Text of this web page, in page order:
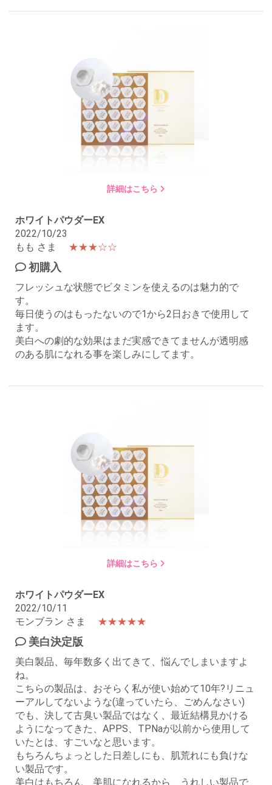
詳細はこちら
ホワイトパウダーEX
2022/10/23
もも さま
★★★☆☆
初購入
フレッシュな状態でビタミンを使えるのは魅力的で
す。
毎日使うのはもったないので1から2日おきで使用して
ます。
美白への劇的な効果はまだ実感できてませんが透明感
のある肌になれる事を楽しみにしてます。
詳細はこちら
ホワイトパウダーEX
2022/10/11
モンブラン さま
★★★★★
美白決定版
美白製品、毎年数多く出てきて、悩んでしまいますよ
ね。
こちらの製品は、おそらく私が使い始めて10年?リニュ
ーアルしてないような(違っていたら、ごめんなさい)
でも、決して古臭い製品ではなく、最近結構見かける
ようになってきた、APPS、TPNaが以前から使用して
いたとは、すごいなと思います。
もちろんちょっとした日差しにも、肌荒れにも負けな
い製品です。
美白はもちろん、美肌になれるから、うれしい製品で